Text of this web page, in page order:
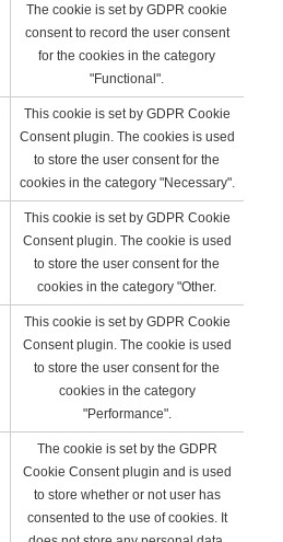
The cookie is set by GDPR cookie
consent to record the user consent
for the cookies in the category
"Functional".
This cookie is set by GDPR Cookie
Consent plugin. The cookies is used
to store the user consent for the
cookies in the category "Necessary".
This cookie is set by GDPR Cookie
Consent plugin. The cookie is used
to store the user consent for the
cookies in the category "Other.
This cookie is set by GDPR Cookie
Consent plugin. The cookie is used
to store the user consent for the
cookies in the category
"Performance".
The cookie is set by the GDPR
Cookie Consent plugin and is used
to store whether or not user has
consented to the use of cookies. It